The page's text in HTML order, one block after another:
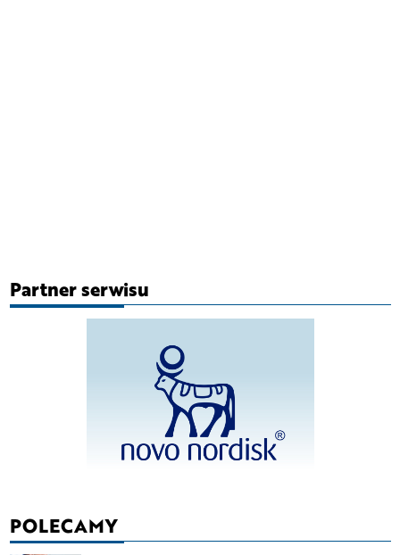
Partner serwisu
POLECAMY